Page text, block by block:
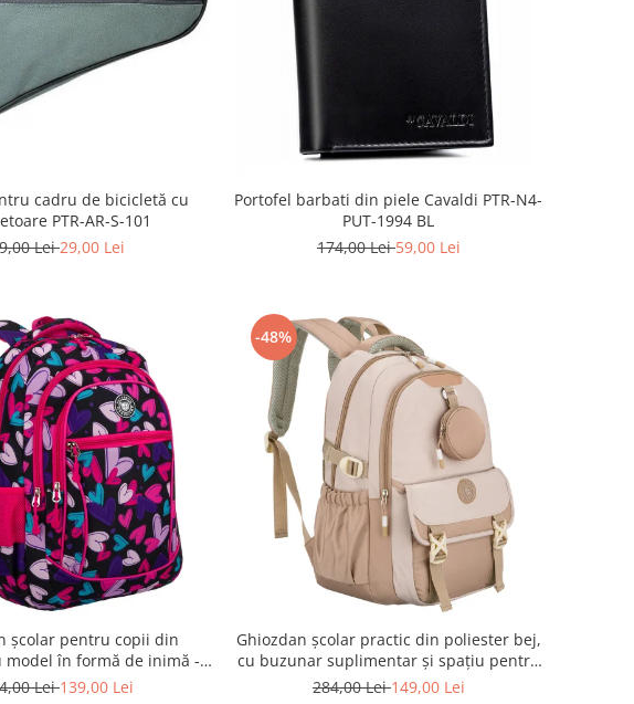
cadru de bicicletă cu
PTR-AR-S-101
Lei29,00 Lei
Portofel barbati din piele Cavaldi PTR-N4-
PUT-1994 BL
174,00 Lei59,00 Lei
școlar pentru copii din
model în formă de inimă -
PTN BIEDRONKA G54
Lei139,00 Lei
-48%
Ghiozdan școlar practic din poliester bej,
cu buzunar suplimentar și spațiu pentru
o sticlă de apă - Peterson PTR-PTN 8610-
284,00 Lei149,00 Lei